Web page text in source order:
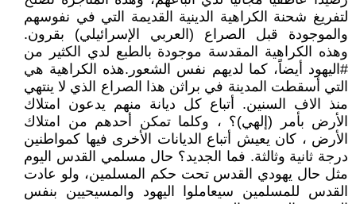
لتفريغ شحنة الكراهية الدينية القديمة التي في نفوسهم
والموجودة قبل الصراع (العربي الإسرائيلي) بقرون.
وهذه الكراهية المقدسة موجودة بالطبع لدي الكثير من
#اليهود أيضاً، كما لديهم نفس الشعور.هذه الكراهية هي
التي أسقطت المدينة في براثن هذا الصراع الذي لا ينتهي
منذ الاف السنين. أتباع كل ديانة منهم يدعون امتلاك
الأرض بأمر (إلهي)؟ ، وكلما تمكن أحدهم من امتلاك
الأرض ، كان يعيش أتباع الديانات الأخرى فيها كمواطنين
درجة ثانية وثالثة. فما الجديد؟ حال مسلمي القدس اليوم
مثل حال يهودي القدس تحت حكم المسلمين، ولو عادت
القدس للمسلمين سيعاملوا اليهود والمسيحيين بنفس